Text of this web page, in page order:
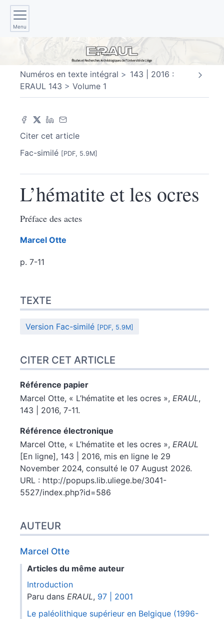
Menu
Numéros en texte intégral
143 | 2016 :
ERAUL 143
Volume 1
Citer cet article
Fac-similé [PDF, 5.9M]
L’hématite et les ocres
Préface des actes
Marcel Otte
p. 7-11
Citer cet article
Auteur
TEXTE
Version Fac-similé [PDF, 5.9M]
CITER CET ARTICLE
Référence papier
Marcel Otte, « L’hématite et les ocres », ERAUL,
143 | 2016, 7-11.
Référence électronique
Marcel Otte, « L’hématite et les ocres », ERAUL
[En ligne], 143 | 2016, mis en ligne le 29
November 2024, consulté le 07 August 2026.
URL : http://popups.lib.uliege.be/3041-
5527/index.php?id=586
AUTEUR
Marcel Otte
Articles du même auteur
Introduction
Paru dans ERAUL, 97 | 2001
Le paléolithique supérieur en Belgique (1996-